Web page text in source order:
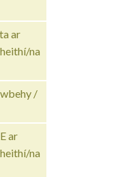
ar
na
/
ar
na